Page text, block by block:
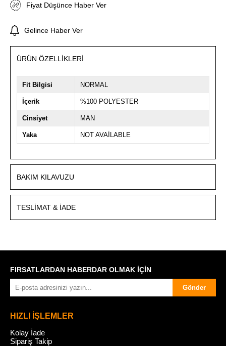
Fiyat Düşünce Haber Ver
Gelince Haber Ver
ÜRÜN ÖZELLIKLERI
Fit Bilgisi NORMAL
İçerik %100 POLYESTER
Cinsiyet MAN
Yaka NOT AVAİLABLE
BAKIM KILAVUZU
TESLIMAT & İADE
FIRSATLARDAN HABERDAR OLMAK İÇİN
Gönder
HIZLI İŞLEMLER
Kolay İade
Sipariş Takip